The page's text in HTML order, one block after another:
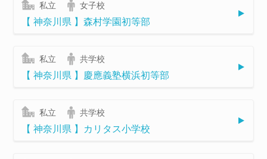
私立 女子校
【 神奈川県 】森村学園初等部
私立 共学校
【 神奈川県 】慶應義塾横浜初等部
私立 共学校
【 神奈川県 】カリタス小学校